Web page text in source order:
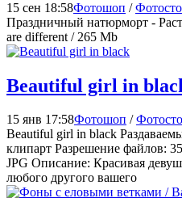
15 сен 18:58Фотошоп /
Праздничный натюрморт -
are different / 265 Mb
Beautiful girl in
15 янв 17:58Фотошоп /
Beautiful girl in black
клипарт Разрешение файлов:
JPG Описание: Красивая
любого другого вашего